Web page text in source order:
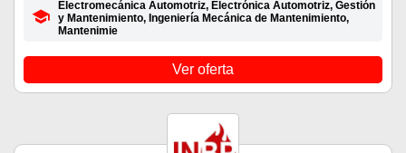
Electromecánica Automotriz, Electrónica Automotriz, Gestión
y Mantenimiento, Ingeniería Mecánica de Mantenimiento,
Mantenimie
Ver oferta